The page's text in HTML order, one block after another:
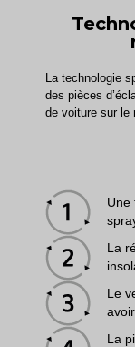
La technologie
des pièces
de voiture sur le
Une
La
Le
La